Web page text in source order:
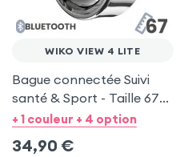
WIKO VIEW 4 LITE
Bague connectée Suivi
santé & Sport - Taille 67
Argent
+ 1 couleur + 4 option
34,90 €